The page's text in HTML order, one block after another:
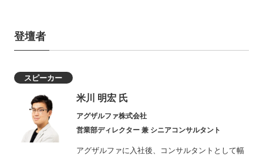
登壇者
スピーカー
米川 明宏 氏
アグザルファ株式会社
営業部ディレクター 兼 シニアコンサルタント
アグザルファに入社後、コンサルタントとして幅